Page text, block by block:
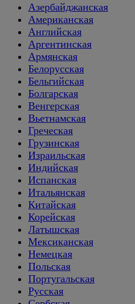
Азербайджанская
Американская
Английская
Аргентинская
Армянская
Белорусская
Бельгийская
Болгарская
Венгерская
Вьетнамская
Греческая
Грузинская
Израильская
Индийская
Испанская
Итальянская
Китайская
Корейская
Латышская
Мексиканская
Немецкая
Польская
Португальская
Русская